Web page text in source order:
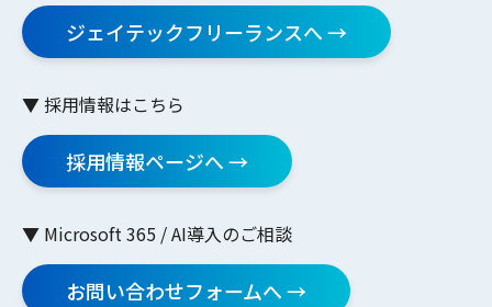
ジェイテックフリーランスへ →
▼ 採用情報はこちら
採用情報ページへ →
▼ Microsoft 365 / AI導入のご相談
お問い合わせフォームへ →